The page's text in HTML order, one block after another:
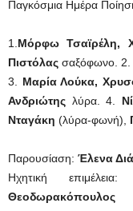
Παγκόσμια Ημέρα
1. Μόρφω Τσαϊρέλη,
Πιστόλας σαξόφωνο. 2.
3.
Μαρία Λούκα,
Ανδριώτης λύρα. 4.
Νταγάκη (λύρα-φωνή),
Παρουσίαση: Έλενα
Ηχητική επιμέλεια:
Θεοδωρακόπουλος